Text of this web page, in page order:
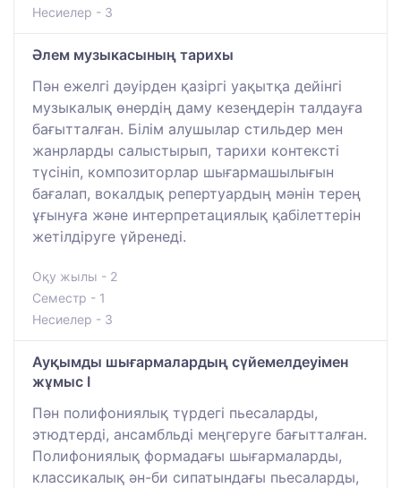
Несиелер - 3
Әлем музыкасының тарихы
Пән ежелгі дәуірден қазіргі уақытқа дейінгі
музыкалық өнердің даму кезеңдерін талдауға
бағытталған. Білім алушылар стильдер мен
жанрларды салыстырып, тарихи контексті
түсініп, композиторлар шығармашылығын
бағалап, вокалдық репертуардың мәнін терең
ұғынуға және интерпретациялық қабілеттерін
жетілдіруге үйренеді.
Оқу жылы - 2
Семестр - 1
Несиелер - 3
Ауқымды шығармалардың сүйемелдеуімен
жұмыс I
Пән полифониялық түрдегі пьесаларды,
этюдтерді, ансамбльді меңгеруге бағытталған.
Полифониялық формадағы шығармаларды,
классикалық ән-би сипатындағы пьесаларды,